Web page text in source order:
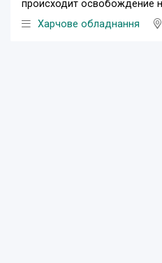
происходит освобождение
Харчове обладнання